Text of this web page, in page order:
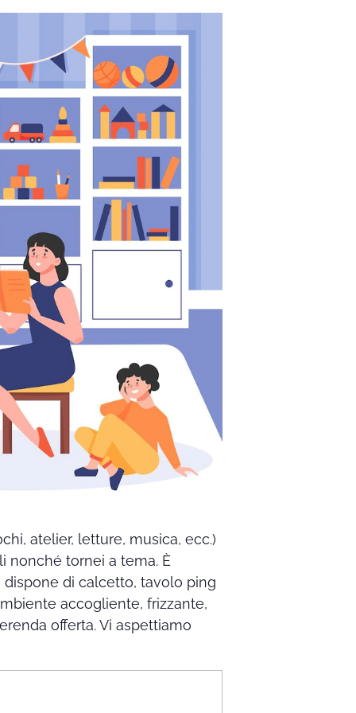
atelier, letture, musica, ecc.)
tornei a tema. È
di calcetto, tavolo ping
accogliente, frizzante,
offerta. Vi aspettiamo